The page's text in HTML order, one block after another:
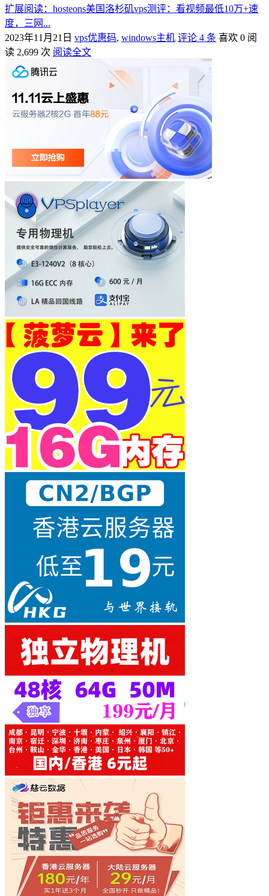
扩展阅读：hosteons美国洛杉矶vps测评：看视频最低10万+速
度，三网...
2023年11月21日 vps优惠码, windows主机 评论 4 条 喜欢 0 阅
读 2,699 次 阅读全文